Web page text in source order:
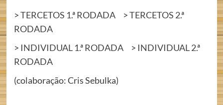
>TERCETOS 1.ª RODADA>TERCETOS 2.ª
RODADA
> INDIVIDUAL 1.ª RODADA> INDIVIDUAL 2.ª
RODADA
(colaboração: Cris Sebulka)